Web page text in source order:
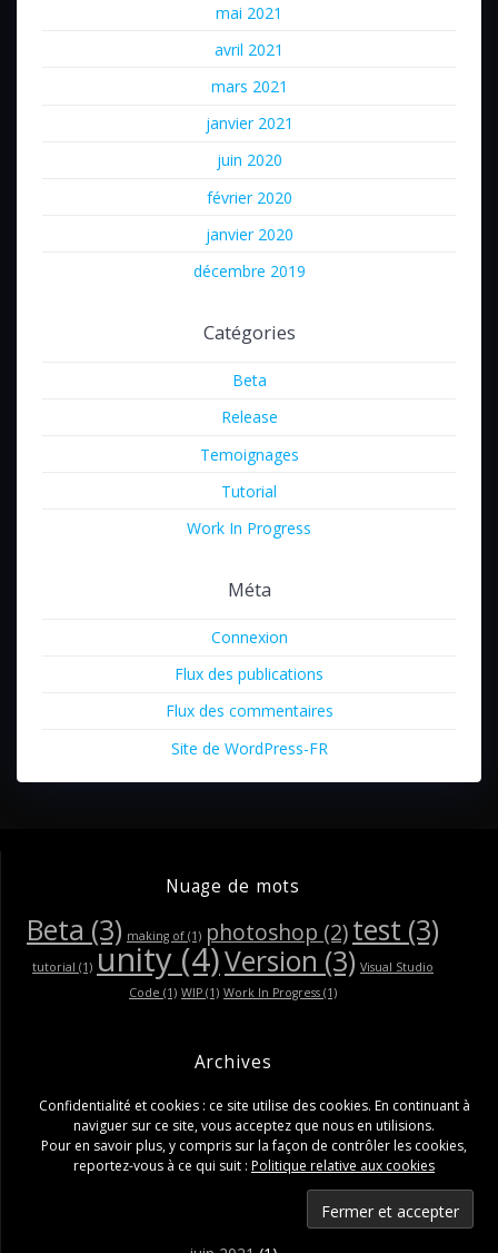
mai 2021
avril 2021
mars 2021
janvier 2021
juin 2020
février 2020
janvier 2020
décembre 2019
Catégories
Beta
Release
Temoignages
Tutorial
Work In Progress
Méta
Connexion
Flux des publications
Flux des commentaires
Site de WordPress-FR
Nuage de mots
Beta (3) making of (1) photoshop (2)test (3)
tutorial (1) unity (4)Version (3) Visual Studio
Code (1) WIP (1) Work In Progress (1)
Archives
septembre 2022(1)
octobre 2021(1)
Confidentialité et cookies : ce site utilise des cookies. En continuant à
naviguer sur ce site, vous acceptez que nous en utilisions.
Pour en savoir plus, y compris sur la façon de contrôler les cookies,
reportez-vous à ce qui suit : Politique relative aux cookies